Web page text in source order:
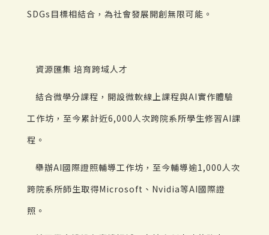
SDGs目標相結合，為社會發展開創無限可能。
資源匯集 培育跨域人才
結合微學分課程，開設微軟線上課程與AI實作體驗
工作坊，至今累計近6,000人次跨院系所學生修習AI課
程。
舉辦AI國際證照輔導工作坊，至今輔導逾1,000人次
跨院系所師生取得Microsoft、Nvidia等AI國際證
照。